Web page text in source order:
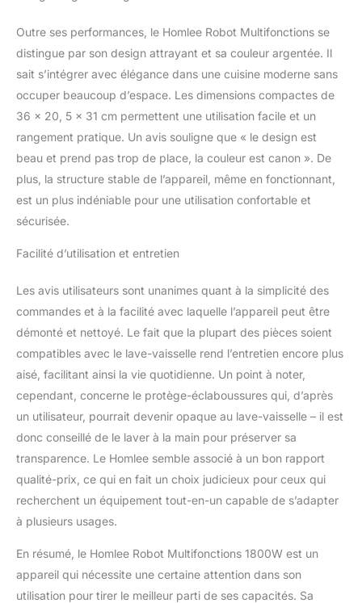
Outre ses performances, le Homlee Robot Multifonctions se
distingue par son design attrayant et sa couleur argentée. Il
sait s’intégrer avec élégance dans une cuisine moderne sans
occuper beaucoup d’espace. Les dimensions compactes de
36 x 20, 5 x 31 cm permettent une utilisation facile et un
rangement pratique. Un avis souligne que « le design est
beau et prend pas trop de place, la couleur est canon ». De
plus, la structure stable de l’appareil, même en fonctionnant,
est un plus indéniable pour une utilisation confortable et
sécurisée.
Facilité d’utilisation et entretien
Les avis utilisateurs sont unanimes quant à la simplicité des
commandes et à la facilité avec laquelle l’appareil peut être
démonté et nettoyé. Le fait que la plupart des pièces soient
compatibles avec le lave-vaisselle rend l’entretien encore plus
aisé, facilitant ainsi la vie quotidienne. Un point à noter,
cependant, concerne le protège-éclaboussures qui, d’après
un utilisateur, pourrait devenir opaque au lave-vaisselle – il est
donc conseillé de le laver à la main pour préserver sa
transparence. Le Homlee semble associé à un bon rapport
qualité-prix, ce qui en fait un choix judicieux pour ceux qui
recherchent un équipement tout-en-un capable de s’adapter
à plusieurs usages.
En résumé, le Homlee Robot Multifonctions 1800W est un
appareil qui nécessite une certaine attention dans son
utilisation pour tirer le meilleur parti de ses capacités. Sa